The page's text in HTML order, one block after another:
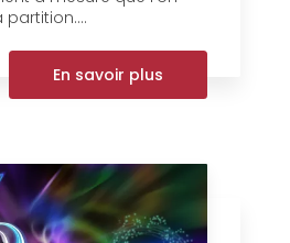
En savoir plus